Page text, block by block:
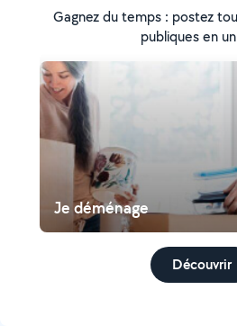
Gagnez du temps : postez
publiques en
Je déménage
Découvrir